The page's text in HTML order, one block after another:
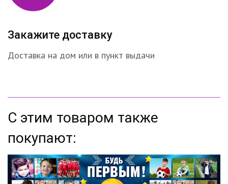
Закажите доставку
Доставка на дом или в пункт выдачи
С этим товаром также
покупают: